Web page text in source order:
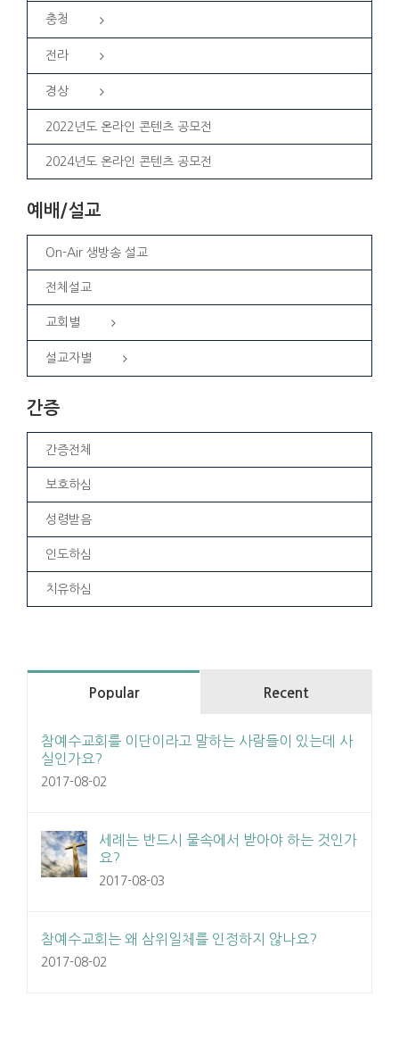
충청
전라
경상
2022년도 온라인 콘텐츠 공모전
2024년도 온라인 콘텐츠 공모전
예배/설교
On-Air 생방송 설교
전체설교
교회별
설교자별
간증
간증전체
보호하심
성령받음
인도하심
치유하심
Popular Recent
참예수교회를 이단이라고 말하는 사람들이 있는데 사
실인가요?
2017-08-02
세례는 반드시 물속에서 받아야 하는 것인가
요?
2017-08-03
참예수교회는 왜 삼위일체를 인정하지 않나요?
2017-08-02